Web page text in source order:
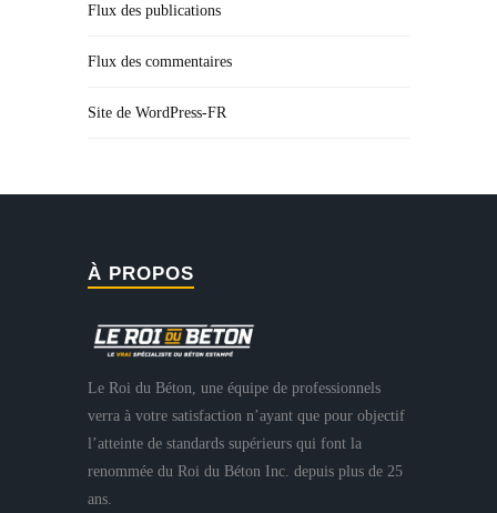
Flux des publications
Flux des commentaires
Site de WordPress-FR
À PROPOS
Le Roi du Béton, une équipe de professionnels
verra à votre satisfaction n’ayant que pour objectif
l’atteinte de standards supérieurs qui font la
renommée du Roi du Béton Inc. depuis plus de 25
ans.